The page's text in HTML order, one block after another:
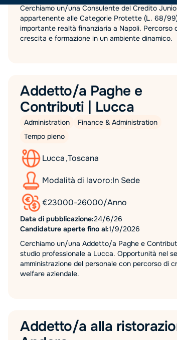
Cerchiamo un/una Consulente del Credito
appartenente alle Categorie Protette (L. 68/
importante realtà finanziaria a Napoli. Percorso
crescita e formazione in un ambiente dinamico.
Addetto/a Paghe e
Contributi | Lucca
Administration
Finance & Administration
Tempo pieno
Lucca,Toscana
Modalità di lavoro:In Sede
€23000-26000/Anno
Data di pubblicazione:24/6/26
Candidature aperte fino al:1/9/2026
Cerchiamo un/una Addetto/a Paghe e
studio professionale a Lucca. Opportunità nel
amministrazione del personale con percorso di
welfare aziendale.
Addetto/a alla